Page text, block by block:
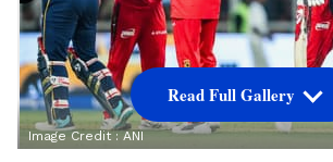
Image Credit : ANI
Read Full Gallery